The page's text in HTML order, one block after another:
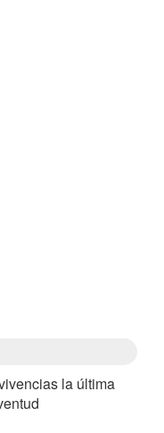
la última